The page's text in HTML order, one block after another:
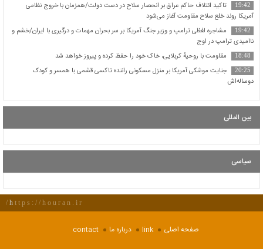
19:42
تاکید ائتلاف حاکم عراق بر انحصار سلاح در دست دولت/همزمان با خروج نظامی
آمریکا روند خلع سلاح مقاومت آغاز می‌شود
19:42
مشاجره لفظی ترامپ و وزیر جنگ آمریکا بر سر بحران مهمات و درگیری با ایران/خشم و
ناامیدی ترامپ در اوج
18:48 مقاومت با روحیهٔ کربلایی، خاک خود را حفظ کرده و پیروز خواهد شد
20:25
جنایت موشکی آمریکا بر منزل مسکونی راننده تاکسی قشمی با همسر و کودک
دوساله‌اش
بین المللی
سیاسی
https://houran.ir/
صفحه اصلی link درباره ما contact